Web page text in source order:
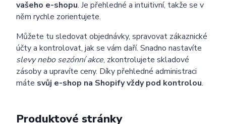
vašeho e-shopu. Je přehledné a intuitivní, takže se v
něm rychle zorientujete.
Můžete tu sledovat objednávky, spravovat zákaznické
účty a kontrolovat, jak se vám daří. Snadno nastavíte
slevy nebo sezónní akce, zkontrolujete skladové
zásoby a upravíte ceny. Díky přehledné administraci
máte svůj e-shop na Shopify vždy pod kontrolou.
Produktové stránky